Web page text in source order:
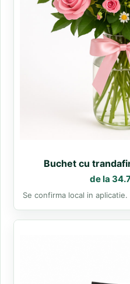
Buchet cu
de la
Se confirma local in aplicatie.